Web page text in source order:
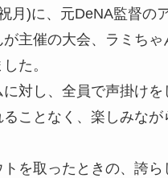
月)に、元DeNA監督の
が主催の大会、ラミちゃ
た。
対し、全員で声掛けを
ることなく、楽しみなが
を取ったときの、誇ら